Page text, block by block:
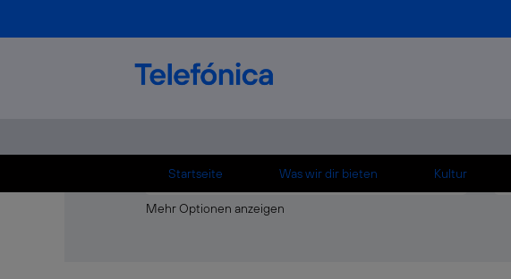
Startseite Was wir dir bieten Kultur
서둔동방문안마『Ø1ØX4889X4785』㖕서둔
Suchergebnisse für
Mehr Optionen anzeigen